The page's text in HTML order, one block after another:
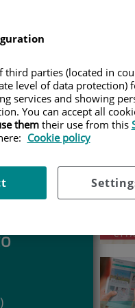
MEDICALIZADO
de
parties (located in
level of data protection)
services and showing
You can accept all
themtheir use from this
Cookie policy